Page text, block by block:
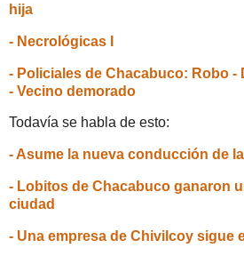
hija
- Necrológicas I
- Policiales de Chacabuco: Robo -
- Vecino demorado
Todavía se habla de esto:
- Asume la nueva conducción de
- Lobitos de Chacabuco ganaron
ciudad
- Una empresa de Chivilcoy sigue